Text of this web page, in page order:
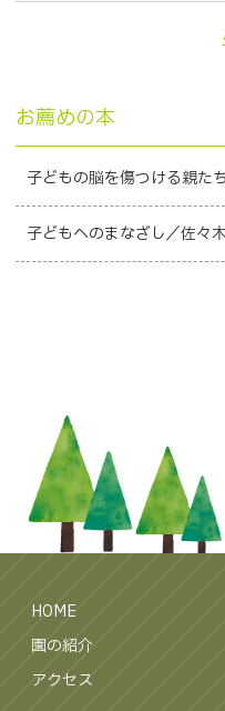
お薦めの本
子どもの脳を傷つける親た
子どもへのまなざし／佐々
HOME
園の紹介
アクセス